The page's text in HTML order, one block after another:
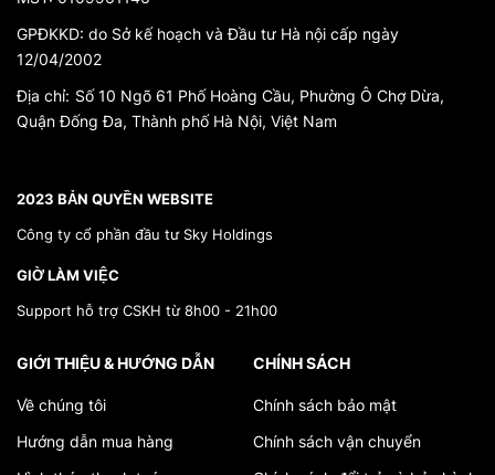
GPĐKKD: do Sở kế hoạch và Đầu tư Hà nội cấp ngày
12/04/2002
Địa chỉ: Số 10 Ngõ 61 Phố Hoàng Cầu, Phường Ô Chợ Dừa,
Quận Đống Đa, Thành phố Hà Nội, Việt Nam
2023 BẢN QUYỀN WEBSITE
Công ty cổ phần đầu tư Sky Holdings
GIỜ LÀM VIỆC
Support hỗ trợ CSKH từ 8h00 - 21h00
GIỚI THIỆU & HƯỚNG DẪN
Về chúng tôi
Hướng dẫn mua hàng
CHÍNH SÁCH
Chính sách bảo mật
Chính sách vận chuyển